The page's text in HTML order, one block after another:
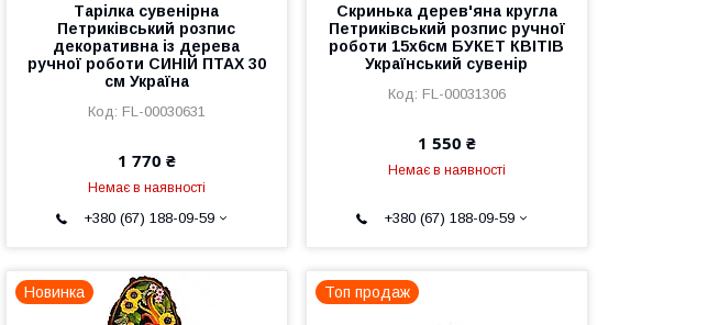
Тарілка сувенірна
Петриківський розпис
декоративна із дерева
ручної роботи СИНІЙ ПТАХ 30
см Україна
FL-00030631
1 770 ₴
Немає в наявності
+380 (67) 188-09-59
Скринька дерев'яна кругла
Петриківський розпис ручної
роботи 15х6см БУКЕТ КВІТІВ
Український сувенір
FL-00031306
1 550 ₴
Немає в наявності
+380 (67) 188-09-59
Новинка Топ продаж